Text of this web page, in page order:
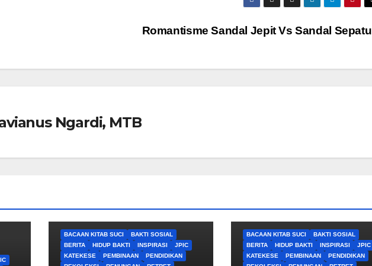
Romantisme Sandal Jepit Vs Sandal Sepatu
Ngardi, MTB
BACAAN KITAB SUCI
BAKTI SOSIAL
BERITA
HIDUP BAKTI INSPIRASI
JPIC
KATEKESE
PEMBINAAN
PENDIDIKAN
BACAAN KITAB SUCI
BAKTI SOSIAL
BERITA
HIDUP BAKTI INSPIRASI
JPIC
KATEKESE
PEMBINAAN
PENDIDIKAN